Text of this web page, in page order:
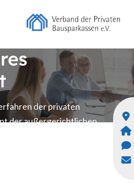
der privaten
der außergerichtlichen